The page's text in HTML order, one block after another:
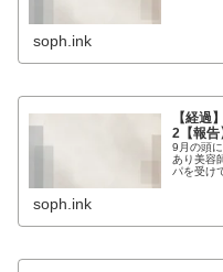
soph.ink
【経過
2【報告
9月の頭
あり美容
パを受け
soph.ink